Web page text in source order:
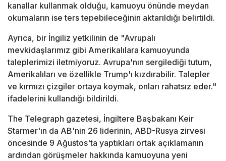
kanallar kullanmak olduğu, kamuoyu önünde meydan
okumaların ise ters tepebileceğinin aktarıldığı belirtildi.
Ayrıca, bir İngiliz yetkilinin de "Avrupalı
mevkidaşlarımız gibi Amerikalılara kamuoyunda
taleplerimizi iletmiyoruz. Avrupa'nın sergilediği tutum,
Amerikalıları ve özellikle Trump'ı kızdırabilir. Talepler
ve kırmızı çizgiler ortaya koymak, onları rahatsız eder."
ifadelerini kullandığı bildirildi.
The Telegraph gazetesi, İngiltere Başbakanı Keir
Starmer'ın da AB'nin 26 liderinin, ABD-Rusya zirvesi
öncesinde 9 Ağustos'ta yaptıkları ortak açıklamanın
ardından görüşmeler hakkında kamuoyuna yeni